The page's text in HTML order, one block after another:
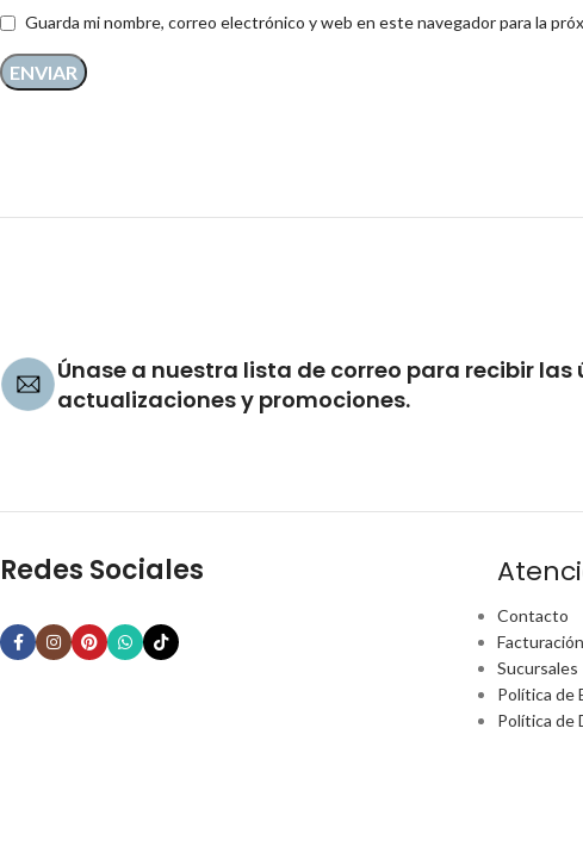
Guarda mi nombre, correo electrónico y web en este navegador para la
Únase a nuestra lista de correo para recibir
actualizaciones y promociones.
Redes Sociales
Contacto
Facturación
Sucursales
Política de
Política de